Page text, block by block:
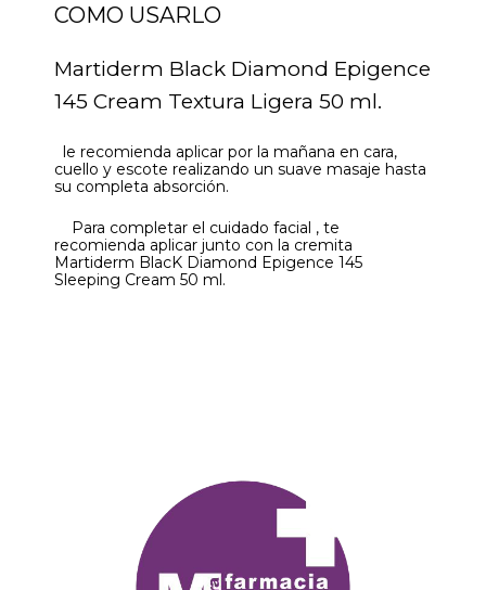
COMO USARLO
Martiderm Black Diamond Epigence
145 Cream Textura Ligera 50 ml.
le recomienda aplicar por la mañana en cara,
cuello y escote realizando un suave masaje hasta
su completa absorción.
Para completar el cuidado facial , te
recomienda aplicar junto con la cremita
Martiderm BlacK Diamond Epigence 145
Sleeping Cream 50 ml.